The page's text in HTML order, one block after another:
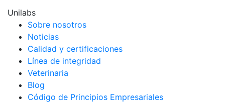
Unilabs
Sobre nosotros
Noticias
Calidad y certificaciones
Línea de integridad
Veterinaria
Blog
Código de Principios Empresariales